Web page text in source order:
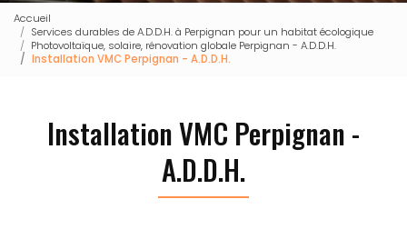
Accueil
Services durables de A.D.D.H. à Perpignan pour un habitat écologique
Photovoltaïque, solaire, rénovation globale Perpignan - A.D.D.H.
Installation VMC Perpignan - A.D.D.H.
Installation VMC Perpignan -
A.D.D.H.